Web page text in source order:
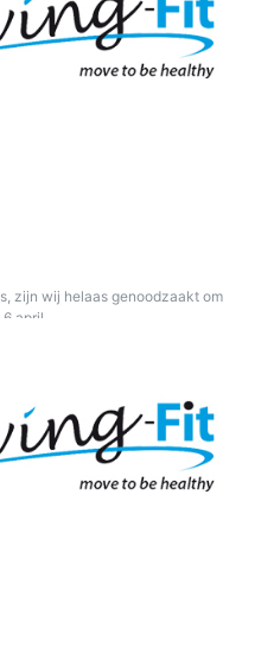
en de richtlijnen van het
zijn wij helaas genoodzaakt om
april.
fysiotherapeuten. Wij nemen